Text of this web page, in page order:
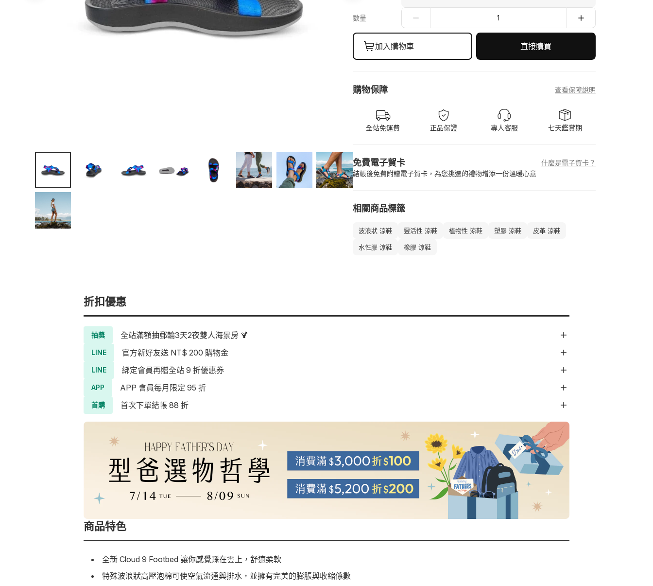
數量 1
加入購物車 直接購買
購物保障 查看保障說明
全站免運費 正品保證 專人客服 七天鑑賞期
免費電子賀卡
什麼是電子賀卡？
結帳後免費附贈電子賀卡，為您挑選的禮物增添一份溫暖心意
相關商品標籤
波浪狀 涼鞋 靈活性 涼鞋 植物性 涼鞋 塑膠 涼鞋 皮革 涼鞋
水性膠 涼鞋 橡膠 涼鞋
折扣優惠
抽獎 全站滿額抽郵輪3天2夜雙人海景房 🍹
LINE 官方新好友送 NT$ 200 購物金
LINE 綁定會員再贈全站 9 折優惠券
APP APP 會員每月限定 95 折
首購 首次下單結帳 88 折
商品特色
全新 Cloud 9 Footbed 讓你感覺踩在雲上，舒適柔軟
特殊波浪狀高壓泡棉可使空氣流通與排水，並擁有完美的膨脹與收縮係數